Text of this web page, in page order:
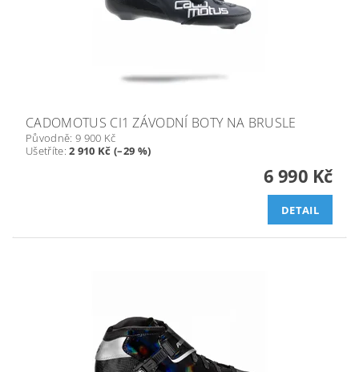
CADOMOTUS CI1 ZÁVODNÍ BOTY NA BRUSLE
Původně: 9 900 Kč
Ušetříte:2 910 Kč (–29 %)
6 990 Kč
DETAIL